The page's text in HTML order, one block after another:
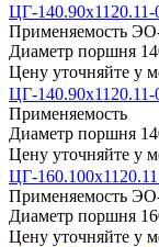
ЦГ-
Применяемость
Диаметр поршня
Цену уточняйте у
ЦГ-
Применяемость
Диаметр поршня
Цену уточняйте у
ЦГ-
Применяемость
Диаметр поршня
Цену уточняйте у